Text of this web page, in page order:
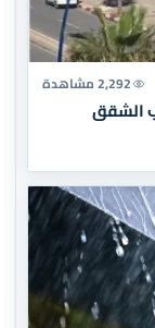
2,292 مشاهدة
الشقق